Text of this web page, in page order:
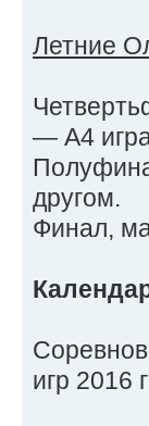
Летние
— А4
другом.
Финал,
игр 2016